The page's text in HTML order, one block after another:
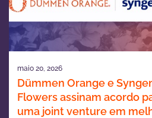
maio 20, 2026
Dümmen Orange e
Flowers assinam acordo
uma joint venture em